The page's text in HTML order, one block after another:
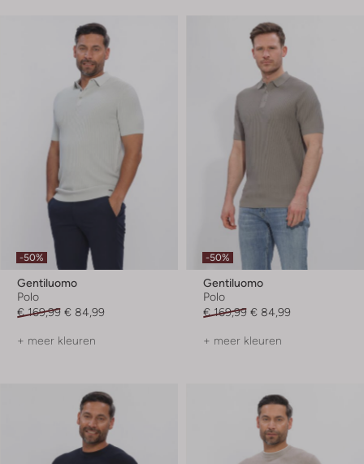
-50%
Gentiluomo
Polo
€ 169,99 € 84,99
+ meer kleuren
-50%
Gentiluomo
Polo
€ 169,99 € 84,99
+ meer kleuren